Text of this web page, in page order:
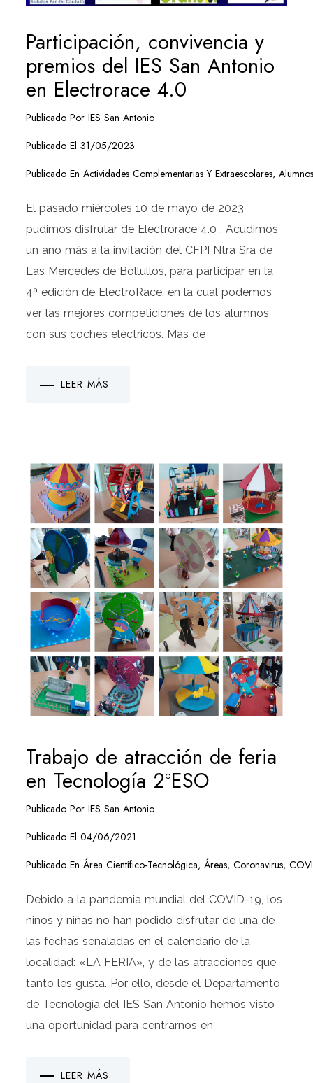
Participación, convivencia y
premios del IES San Antonio
en Electrorace 4.0
Publicado PorIES San Antonio
Publicado El31/05/2023
Publicado EnActividades Complementarias Y Extraescolares,
El pasado miércoles 10 de mayo de 2023
pudimos disfrutar de Electrorace 4.0 . Acudimos
un año más a la invitación del CFPI Ntra Sra de
Las Mercedes de Bollullos, para participar en la
4ª edición de ElectroRace, en la cual podemos
ver las mejores competiciones de los alumnos
con sus coches eléctricos. Más de
LEER MÁS
Trabajo de atracción de feria
en Tecnología 2ºESO
Publicado PorIES San Antonio
Publicado El04/06/2021
Publicado EnÁrea Científico-Tecnológica,Áreas,Coronavirus,
Debido a la pandemia mundial del COVID-19, los
niños y niñas no han podido disfrutar de una de
las fechas señaladas en el calendario de la
localidad: «LA FERIA», y de las atracciones que
tanto les gusta. Por ello, desde el Departamento
de Tecnología del IES San Antonio hemos visto
una oportunidad para centrarnos en
LEER MÁS